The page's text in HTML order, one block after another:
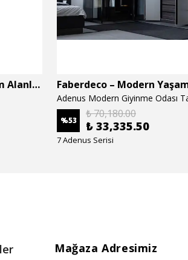
Faberdeco – Modern Yaşam Alanları İçin Özel Tasarım Mobilyalar
Adenus Modern Giyinme Odası
%53
₺ 70,180.00
₺ 33,335.50
7 Adenus Serisi
Mağaza Adresimiz